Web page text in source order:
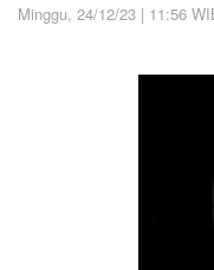
Minggu, 24/12/23 | 11:56